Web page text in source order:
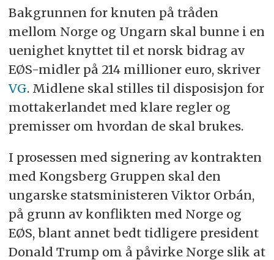
Bakgrunnen for knuten på tråden
mellom Norge og Ungarn skal bunne i en
uenighet knyttet til et norsk bidrag av
EØS-midler på 214 millioner euro, skriver
VG. Midlene skal stilles til disposisjon for
mottakerlandet med klare regler og
premisser om hvordan de skal brukes.
I prosessen med signering av kontrakten
med Kongsberg Gruppen skal den
ungarske statsministeren Viktor Orbán,
på grunn av konflikten med Norge og
EØS, blant annet bedt tidligere president
Donald Trump om å påvirke Norge slik at